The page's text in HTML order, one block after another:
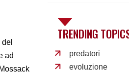
ad
TRENDING
predatori
evoluzione